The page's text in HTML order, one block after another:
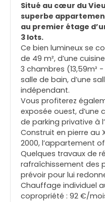
Situé au cœur du
superbe
au premier étage
3 lots.
Ce bien lumineux se
de 49 m², d’une
3 chambres (13,59m² -
salle de bain, d’une
indépendant.
Vous profiterez
exposée ouest, d’une
de parking privative à
Construit en pierre au
2000, l’appartement
Quelques travaux de
rafraîchissement des
prévoir pour lui
Chauffage individuel
copropriété : 92 €/